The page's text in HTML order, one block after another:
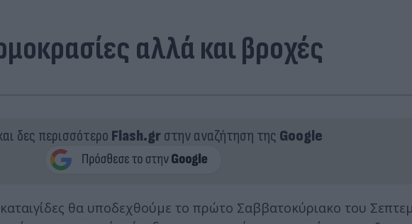
αλλά και βροχές
δες περισσότερο Flash.grστην αναζήτηση της Google
θα υποδεχθούμε το πρώτο Σαββατοκύριακο του